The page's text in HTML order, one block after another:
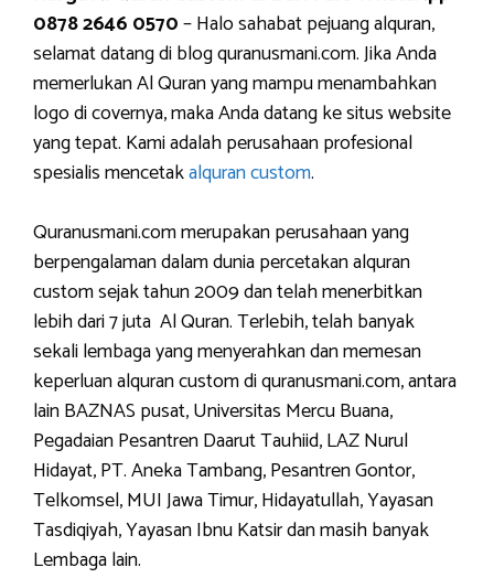
0878 2646 0570– Halo sahabat pejuang alquran,
selamat datang di blog quranusmani.com. Jika Anda
memerlukan Al Quran yang mampu menambahkan
logo di covernya, maka Anda datang ke situs website
yang tepat. Kami adalah perusahaan profesional
spesialis mencetakalquran custom.
Quranusmani.com merupakan perusahaan yang
berpengalaman dalam dunia percetakan alquran
custom sejak tahun 2009 dan telah menerbitkan
lebih dari 7 juta Al Quran. Terlebih, telah banyak
sekali lembaga yang menyerahkan dan memesan
keperluan alquran custom di quranusmani.com, antara
lain BAZNAS pusat, Universitas Mercu Buana,
Pegadaian Pesantren Daarut Tauhiid, LAZ Nurul
Hidayat, PT. Aneka Tambang, Pesantren Gontor,
Telkomsel, MUI Jawa Timur, Hidayatullah, Yayasan
Tasdiqiyah, Yayasan Ibnu Katsir dan masih banyak
Lembaga lain.